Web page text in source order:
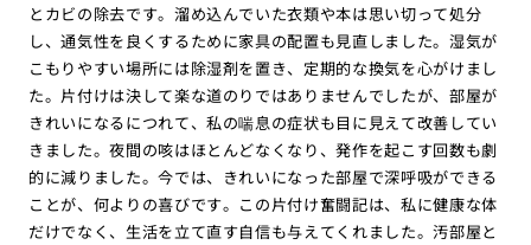
とカビの除去です。溜め込んでいた衣類や本は思い切って処分
し、通気性を良くするために家具の配置も見直しました。湿気が
こもりやすい場所には除湿剤を置き、定期的な換気を心がけまし
た。片付けは決して楽な道のりではありませんでしたが、部屋が
きれいになるにつれて、私の喘息の症状も目に見えて改善してい
きました。夜間の咳はほとんどなくなり、発作を起こす回数も劇
的に減りました。今では、きれいになった部屋で深呼吸ができる
ことが、何よりの喜びです。この片付け奮闘記は、私に健康な体
だけでなく、生活を立て直す自信も与えてくれました。汚部屋と